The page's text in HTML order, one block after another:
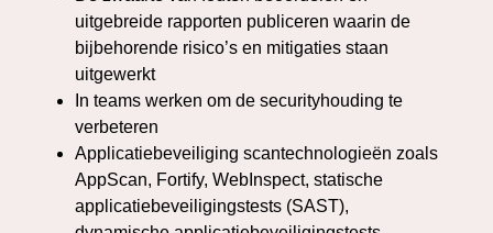
uitgebreide rapporten publiceren waarin de
bijbehorende risico’s en mitigaties staan
uitgewerkt
In teams werken om de securityhouding te
verbeteren
Applicatiebeveiliging scantechnologieën zoals
AppScan, Fortify, WebInspect, statische
applicatiebeveiligingstests (SAST),